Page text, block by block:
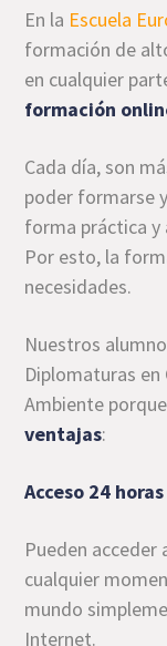
En la Escuela
formación de
en cualquier
formación
Cada día, son
poder formarse
forma práctica y
Por esto, la
necesidades.
Nuestros
Diplomaturas en
Ambiente
ventajas:
Acceso 24 horas
Pueden
cualquier
mundo
Internet.